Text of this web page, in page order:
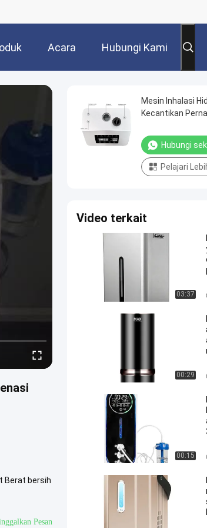
Acara Hubungi Kami
Berat bersih
Pesan
Mesin Inhalasi
Kecantikan
Hubungi
Pelajari
Video terkait
03:37
00:29
00:15